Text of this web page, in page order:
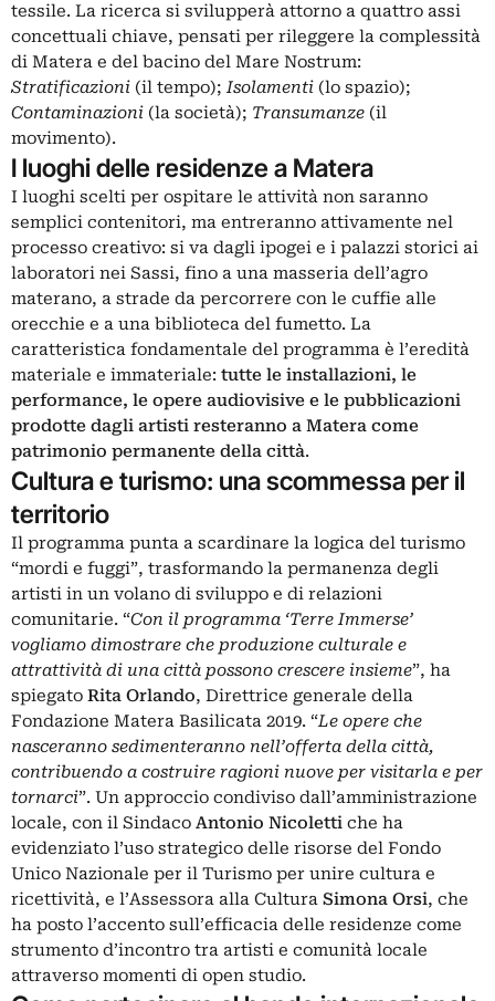
tessile. La ricerca si svilupperà attorno a quattro assi
concettuali chiave, pensati per rileggere la complessità
di Matera e del bacino del Mare Nostrum:
Stratificazioni (il tempo);Isolamenti (lo spazio);
Contaminazioni (la società); Transumanze (il
movimento).
I luoghi delle residenze a Matera
I luoghi scelti per ospitare le attività non saranno
semplici contenitori, ma entreranno attivamente nel
processo creativo: si va dagli ipogei e i palazzi storici ai
laboratori nei Sassi, fino a una masseria dell’agro
materano, a strade da percorrere con le cuffie alle
orecchie e a una biblioteca del fumetto. La
caratteristica fondamentale del programma è l’eredità
materiale e immateriale: tutte le installazioni, le
performance, le opere audiovisive e le pubblicazioni
prodotte dagli artisti resteranno a Matera come
patrimonio permanente della città.
Cultura e turismo: una scommessa per il
territorio
Il programma punta a scardinare la logica del turismo
“mordi e fuggi”, trasformando la permanenza degli
artisti in un volano di sviluppo e di relazioni
comunitarie. “Con il programma ‘Terre Immerse’
vogliamo dimostrare che produzione culturale e
attrattività di una città possono crescere insieme”, ha
spiegato Rita Orlando, Direttrice generale della
Fondazione Matera Basilicata 2019. “Le opere che
nasceranno sedimenteranno nell’offerta della città,
contribuendo a costruire ragioni nuove per visitarla e per
tornarci”. Un approccio condiviso dall’amministrazione
locale, con il Sindaco Antonio Nicoletti che ha
evidenziato l’uso strategico delle risorse del Fondo
Unico Nazionale per il Turismo per unire cultura e
ricettività, e l’Assessora alla Cultura Simona Orsi, che
ha posto l’accento sull’efficacia delle residenze come
strumento d’incontro tra artisti e comunità locale
attraverso momenti di open studio.